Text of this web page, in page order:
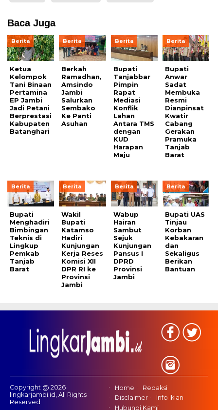
Baca Juga
Berita
Ketua
Kelompok
Tani Binaan
Pertamina
EP Jambi
Jadi Petani
Berprestasi
Kabupaten
Batanghari
Berita
Berkah
Ramadhan,
Amsindo
Jambi
Salurkan
Sembako
Ke Panti
Asuhan
Berita
Bupati
Tanjabbar
Pimpin
Rapat
Mediasi
Konflik
Lahan
Antara TMS
dengan
KUD
Harapan
Maju
Berita
Bupati
Anwar
Sadat
Membuka
Resmi
Dianpinsat
Kwatir
Cabang
Gerakan
Pramuka
Tanjab
Barat
Berita
Bupati
Menghadiri
Bimbingan
Teknis di
Lingkup
Pemkab
Tanjab
Barat
Berita
Wakil
Bupati
Katamso
Hadiri
Kunjungan
Kerja Reses
Komisi XII
DPR RI ke
Provinsi
Jambi
Berita
Wabup
Hairan
Sambut
Sejuk
Kunjungan
Pansus I
DPRD
Provinsi
Jambi
Berita
Bupati UAS
Tinjau
Korban
Kebakaran
dan
Sekaligus
Berikan
Bantuan
Copyright @ 2026
lingkarjambi.id, All Rights
Reserved
Home
Redaksi
Disclaimer
Info Iklan
Hubungi Kami